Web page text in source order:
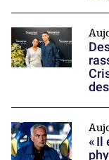
« Il